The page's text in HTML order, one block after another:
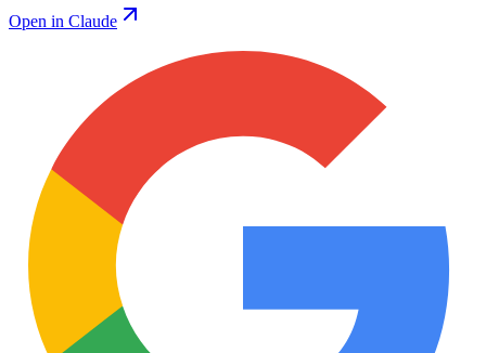
Open in Claude